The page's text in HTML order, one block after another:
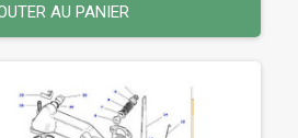
AU PANIER